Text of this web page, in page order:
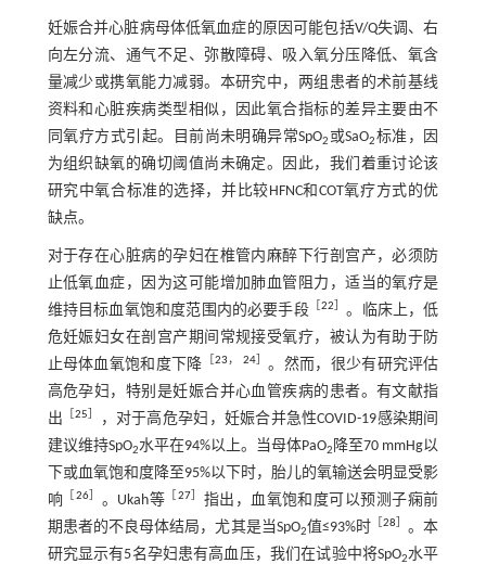
妊娠合并心脏病母体低氧血症的原因可能包括V/Q失调、右
向左分流、通气不足、弥散障碍、吸入氧分压降低、氧含
量减少或携氧能力减弱。本研究中，两组患者的术前基线
资料和心脏疾病类型相似，因此氧合指标的差异主要由不
同氧疗方式引起。目前尚未明确异常SpO2 或SaO2标准，因
为组织缺氧的确切阈值尚未确定。因此，我们着重讨论该
研究中氧合标准的选择，并比较HFNC和COT氧疗方式的优
缺点。
对于存在心脏病的孕妇在椎管内麻醉下行剖宫产，必须防
止低氧血症，因为这可能增加肺血管阻力，适当的氧疗是
维持目标血氧饱和度范围内的必要手段［22
。临床上，低
危妊娠妇女在剖宫产期间常规接受氧疗，被认为有助于防
止母体血氧饱和度下降
23， 24］ 。然而，很少有研究评估
高危孕妇，特别是妊娠合并心血管疾病的患者。有文献指
出 ［25
，对于高危孕妇，妊娠合并急性COVID-19感染期间
建议维持SpO2水平在94%以上。当母体PaO2 降至70 mmHg以
下或血氧饱和度降至95%以下时，胎儿的氧输送会明显受影
响
26］ 。Ukah等 27］ 指出，血氧饱和度可以预测子痫前
期患者的不良母体结局，尤其是当SpO2值≤93%时 ［28
。本
研究显示有5名孕妇患有高血压，我们在试验中将SpO2水平